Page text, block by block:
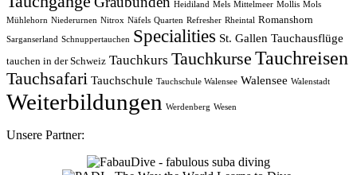
Heidiland Mels Mittelmeer Mollis Mols
Mühlehorn Niederurnen Nitrox Näfels Quarten Refresher Rheintal Romanshorn
Sarganserland Schnuppertauchen Specialities St. Gallen Tauchausflüge
tauchen in der Schweiz Tauchkurs Tauchkurse Tauchreisen
Tauchsafari Tauchschule Tauchschule Walensee Walensee Walenstadt
Weiterbildungen Werdenberg Wesen
Unsere Partner: